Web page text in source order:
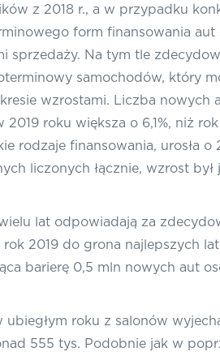
z 2018 r., a w przypadku
form finansowania aut
sprzedaży. Na tym tle
samochodów, który
wzrostami. Liczba nowych
roku większa o 6,1%, niż
rodzaje finansowania, urosła o
liczonych łącznie, wzrost był
lat odpowiadają za
2019 do grona najlepszych
barierę 0,5 mln nowych aut
roku z salonów
555 tys. Podobnie jak w